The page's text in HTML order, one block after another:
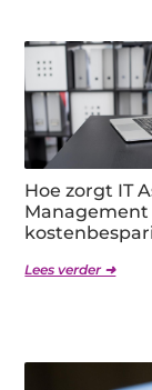
Hoe zorgt IT
Management
Lees verder ➜